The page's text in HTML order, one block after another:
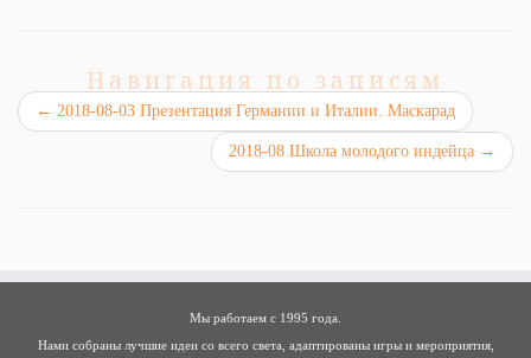
Навигация по записям
← 2018-08-03 Презентация Германии и Италии. Маскарад
2018-08 Школа молодого индейца →
Мы работаем с 1995 года.
Нами собраны лучшие идеи со всего света, адаптированы игры и мероприятия,